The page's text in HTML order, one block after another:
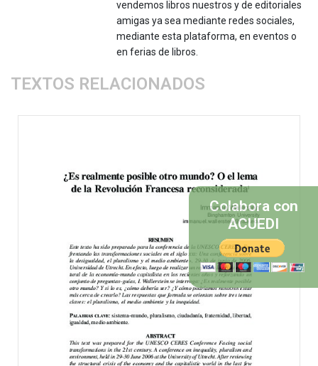
vendemos libros nuestros y de editoriales
amigas ya sea mediante redes sociales,
mediante esta plataforma, en eventos o
en ferias de libros.
TEXTOS RELACIONADOS
Colabora con
ACUEDI